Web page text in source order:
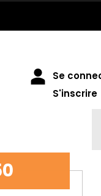
Se
S'inscrire